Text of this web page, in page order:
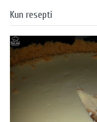
Kun resepti